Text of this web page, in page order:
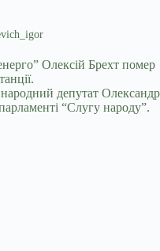
Олексій Брехт помер
народний депутат Олександр
“Слугу народу”.